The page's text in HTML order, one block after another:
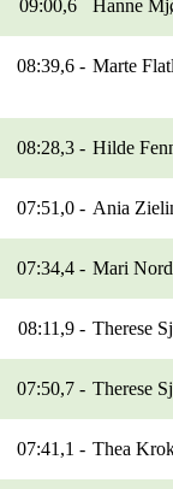
09:00,6 Hanne
08:39,6 - Marte
08:28,3 - Hilde
07:51,0 - Ania
07:34,4 - Mari
08:11,9 - Therese
07:50,7 - Therese
07:41,1 - Thea